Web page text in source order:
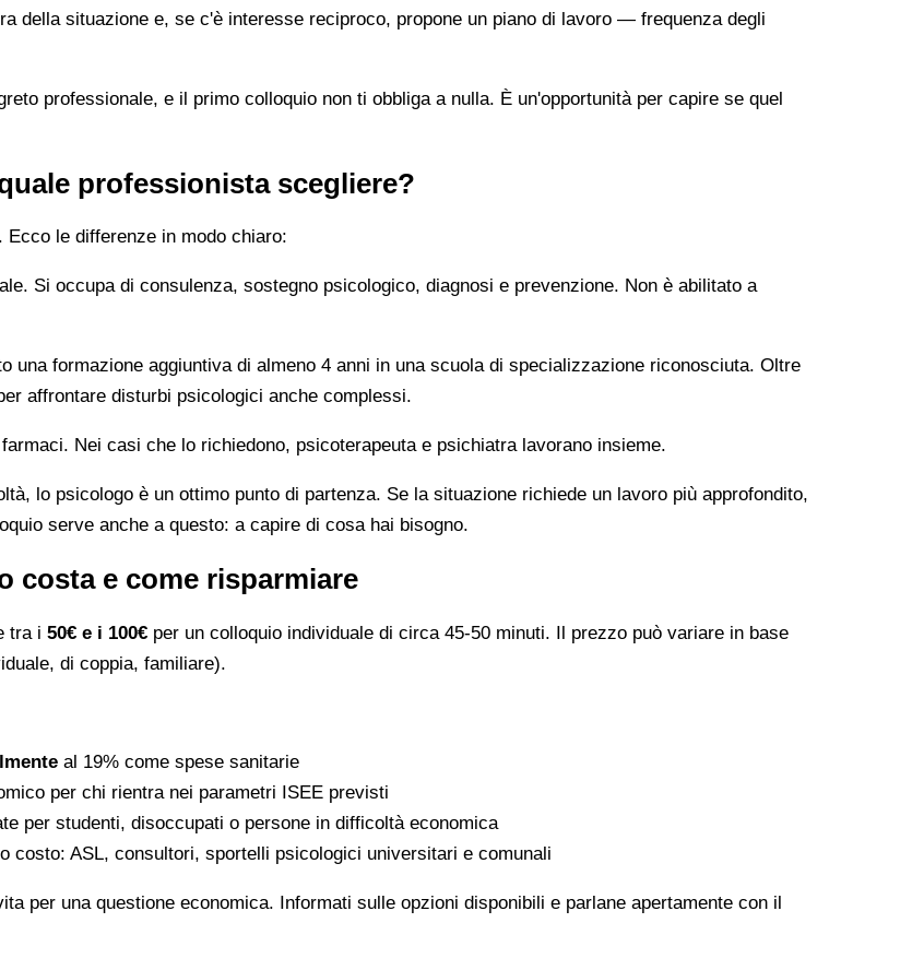
della situazione e, se c'è interesse reciproco, propone un piano di lavoro — frequenza degli
professionale, e il primo colloquio non ti obbliga a nulla. È un'opportunità per capire se quel
professionista scegliere?
Ecco le differenze in modo chiaro:
Si occupa di consulenza, sostegno psicologico, diagnosi e prevenzione. Non è abilitato a
una formazione aggiuntiva di almeno 4 anni in una scuola di specializzazione riconosciuta. Oltre
affrontare disturbi psicologici anche complessi.
Nei casi che lo richiedono, psicoterapeuta e psichiatra lavorano insieme.
lo psicologo è un ottimo punto di partenza. Se la situazione richiede un lavoro più approfondito,
serve anche a questo: a capire di cosa hai bisogno.
costa e come risparmiare
tra i 50€ e i 100€ per un colloquio individuale di circa 45-50 minuti. Il prezzo può variare in base
di coppia, familiare).
al 19% come spese sanitarie
per chi rientra nei parametri ISEE previsti
per studenti, disoccupati o persone in difficoltà economica
costo: ASL, consultori, sportelli psicologici universitari e comunali
per una questione economica. Informati sulle opzioni disponibili e parlane apertamente con il